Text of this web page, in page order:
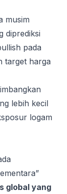
musim
diprediksi
pada
target harga
lebih kecil
logam
global yang